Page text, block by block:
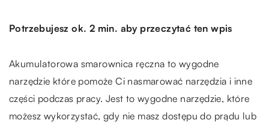
Potrzebujesz ok. 2 min. aby przeczytać ten wpis
Akumulatorowa smarownica ręczna to wygodne
narzędzie które pomoże Ci nasmarować narzędzia i inne
części podczas pracy. Jest to wygodne narzędzie, które
możesz wykorzystać, gdy nie masz dostępu do prądu lub